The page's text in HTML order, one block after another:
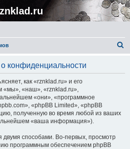
конфиденциальности
как «rznklad.ru» и его
«мы», «наш», «rznklad.ru»,
«они», «программное
«phpBB Limited», «phpBB
полученную во время любой из ваших
«ваша информация»).
способами. Во-первых, просмотр
программным обеспечением phpBB